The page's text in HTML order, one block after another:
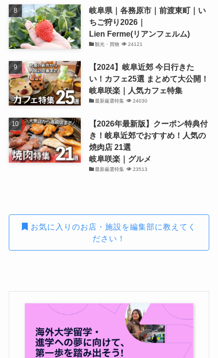
岐阜県｜各務原市｜前渡東町｜い
ちご狩り2026｜
Lien Ferme(リアンフェルム)
観光・買物 24121
【2024】岐阜近郊 今日行きた
い！カフェ25選 まとめて大公開！
岐阜咲楽｜人気カフェ特集
最新厳選特集 24030
【2026年最新版】クーポン特典付
き！岐阜近郊でおすすめ！人気の
焼肉店 21選
岐阜咲楽｜グルメ
最新厳選特集 23513
お気に入りのお店・施設を編集部に教えてく
ださい！